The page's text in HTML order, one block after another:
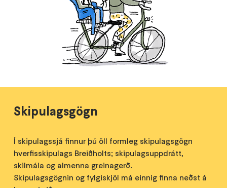
Skipulagsgögn
Í skipulagssjá finnur þú öll formleg skipulagsgögn
hverfisskipulags Breiðholts; skipulagsuppdrátt,
skilmála og almenna greinagerð.
Skipulagsgögnin og fylgiskjöl má einnig finna neðst á